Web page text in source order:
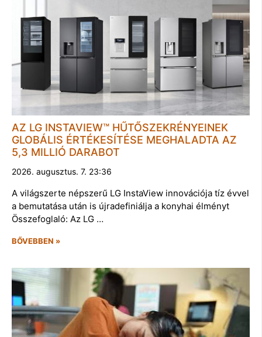
AZ LG INSTAVIEW™ HŰTŐSZEKRÉNYEINEK
GLOBÁLIS ÉRTÉKESÍTÉSE MEGHALADTA AZ
5,3 MILLIÓ DARABOT
2026. augusztus. 7. 23:36
A világszerte népszerű LG InstaView innovációja tíz évvel
a bemutatása után is újradefiniálja a konyhai élményt
Összefoglaló: Az LG …
BŐVEBBEN »